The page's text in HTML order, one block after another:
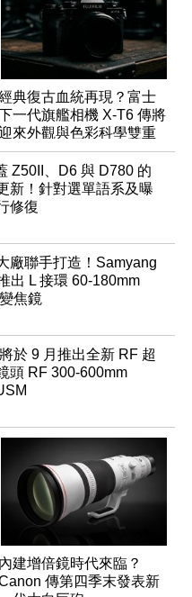
典復古血統再現？富士
一代旗艦相機 X-T6 傳將
來外觀與色彩科學雙重
化
Z50II、D6 與 D780 的
新！針對選單語系及曝
修復
廠聯手打造！Samyang
出 L 接環 60-180mm
焦鏡
於 9 月推出全新 RF 超
頭 RF 300-600mm
內建增倍鏡時代來臨？
傳第四季末發表新